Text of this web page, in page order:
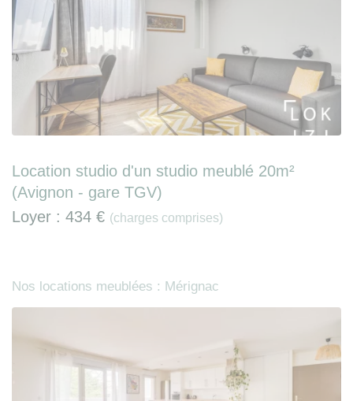
Location studio d'un studio meublé 20m²
(Avignon - gare TGV)
Loyer : 434 € (charges comprises)
Nos locations meublées : Mérignac